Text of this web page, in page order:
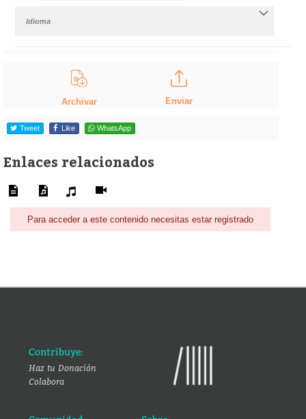
Idioma
Archivar Enviar
Tweet Like WhatsApp
Enlaces relacionados
Para acceder a este contenido necesitas estar registrado
Contribuye:
Haz tu Donación
Colabora